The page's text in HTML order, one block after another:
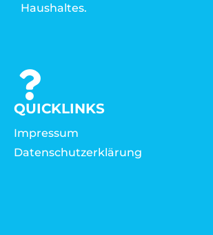
Haushaltes.
QUICKLINKS
Impressum
Datenschutzerklärung